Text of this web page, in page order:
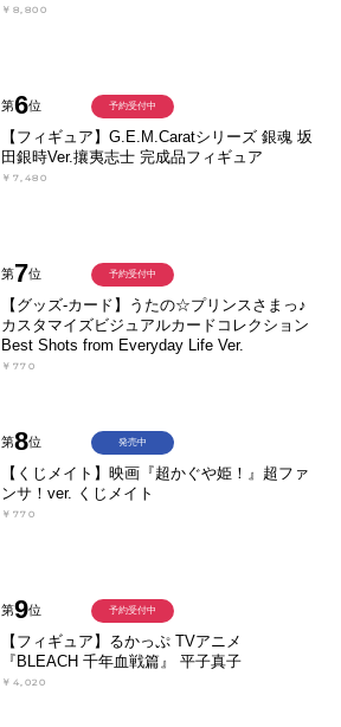
￥8,800
第6位
【フィギュア】G.E.M.Caratシリーズ 銀魂 坂
田銀時Ver.攘夷志士 完成品フィギュア
￥7,480
予約受付中
第7位
【グッズ-カード】うたの☆プリンスさまっ♪
カスタマイズビジュアルカードコレクション
Best Shots from Everyday Life Ver.
￥770
予約受付中
第8位
【くじメイト】映画『超かぐや姫！』超ファ
ンサ！ver. くじメイト
￥770
発売中
第9位
【フィギュア】るかっぷ TVアニメ
『BLEACH 千年血戦篇』 平子真子
￥4,020
予約受付中